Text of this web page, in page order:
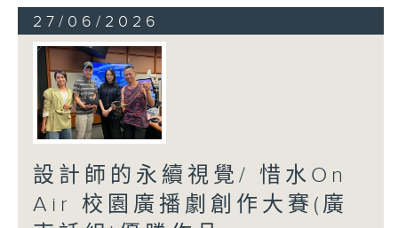
27/06/2026
設計師的永續視覺/ 惜水On
Air 校園廣播劇創作大賽(廣